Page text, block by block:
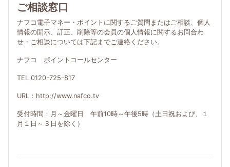
ご相談窓口
ナフコ電子マネー・ポイントに関するご質問またはご相談、個人
情報の開示、訂正、削除等の会員の個人情報に関するお問合わ
せ・ご相談については下記までご連絡ください。
ナフコ ポイントコールセンター
TEL 0120-725-817
URL：http://www.nafco.tv
受付時間：月～金曜日 午前10時～午後5時（土日祝および、１
月１日～３日を除く）